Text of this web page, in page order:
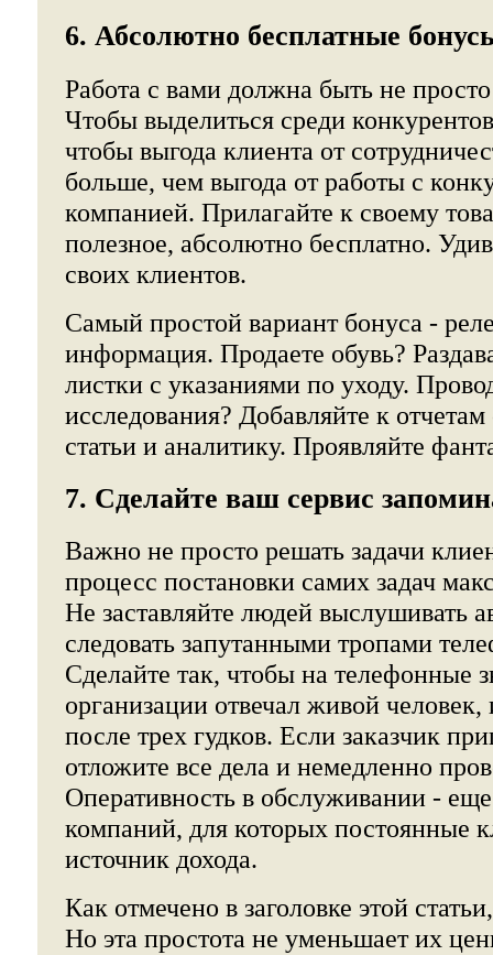
6. Абсолютно бесплатные
Работа с вами должна быть не
Чтобы выделиться среди
чтобы выгода клиента от
больше, чем выгода от работы с
компанией. Прилагайте к своему
полезное, абсолютно бесплатно.
своих клиентов.
Самый простой вариант бонуса -
информация. Продаете обувь?
листки с указаниями по уходу.
исследования? Добавляйте к
статьи и аналитику. Проявляйте
7. Сделайте ваш сервис
Важно не просто решать задачи
процесс постановки самих задач
Не заставляйте людей выслушивать
следовать запутанными тропами
Сделайте так, чтобы на телефонные
организации отвечал живой
после трех гудков. Если заказчик
отложите все дела и немедленно
Оперативность в обслуживании -
компаний, для которых постоянные
источник дохода.
Как отмечено в заголовке этой
Но эта простота не уменьшает их